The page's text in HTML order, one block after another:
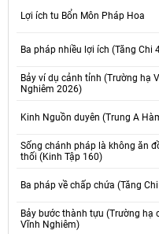
Lợi ích tu Bổn Môn Pháp Hoa
Ba pháp nhiều lợi ích (Tăng Chi
Bảy ví dụ cảnh tỉnh (Trường hạ
Nghiêm 2026)
Kinh Nguồn duyên (Trung A
Sống chánh pháp là không ăn
thối (Kinh Tập 160)
Ba pháp về chấp chứa (Tăng
Bảy bước thành tựu (Trường hạ
Vĩnh Nghiêm)